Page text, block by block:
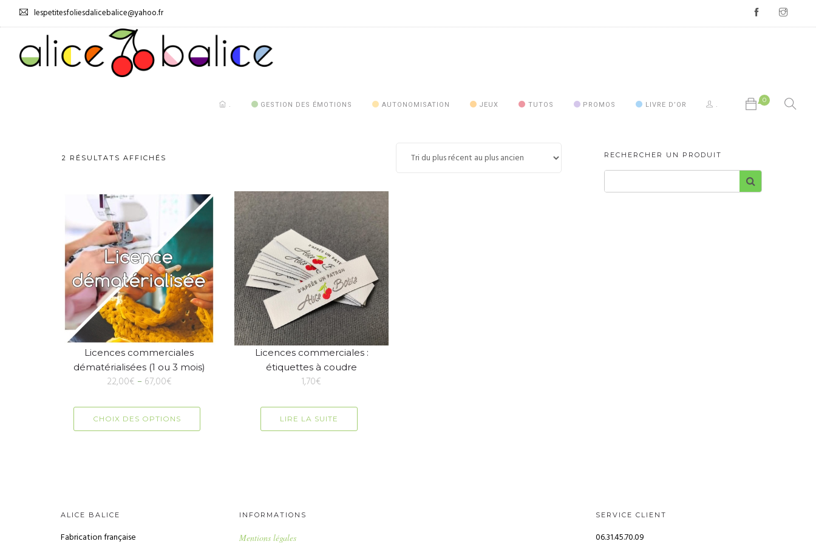
lespetitesfoliesdalicebalice@yahoo.fr
. GESTION DES ÉMOTIONS AUTONOMISATION JEUX TUTOS PROMOS LIVRE D’OR .
0
Votre panier est vide.
2 RÉSULTATS AFFICHÉS
Licences commerciales
dématérialisées (1 ou 3 mois)
22,00€ – 67,00€
CHOIX DES OPTIONS
Licences commerciales :
étiquettes à coudre
1,70€
LIRE LA SUITE
RECHERCHER UN PRODUIT
ALICE BALICE
Fabrication française
INFORMATIONS
Mentions légales
SERVICE CLIENT
06.31.45.70.09